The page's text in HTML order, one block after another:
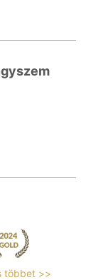
többet >>